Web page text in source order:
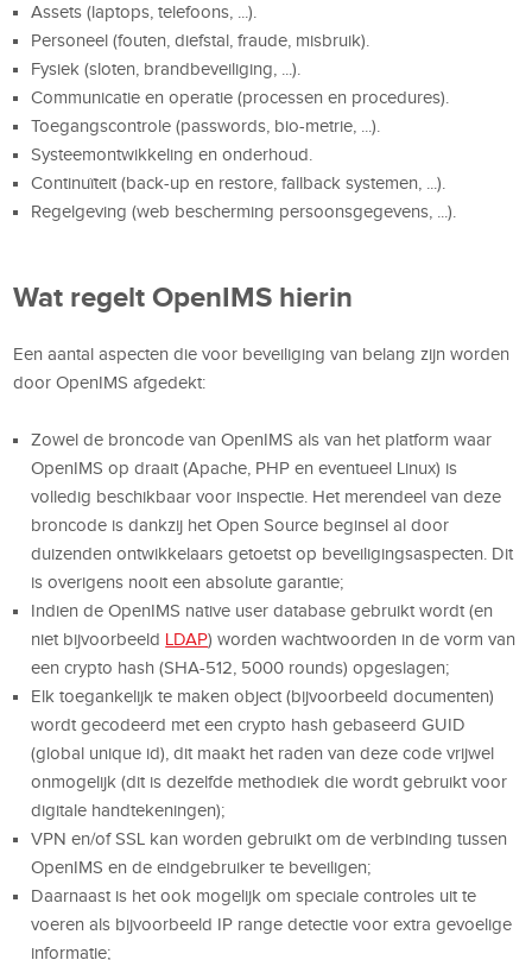
Assets (laptops, telefoons, ...).
Personeel (fouten, diefstal, fraude, misbruik).
Fysiek (sloten, brandbeveiliging, ...).
Communicatie en operatie (processen en procedures).
Toegangscontrole (passwords, bio-metrie, ...).
Systeemontwikkeling en onderhoud.
Continuïteit (back-up en restore, fallback systemen , ...).
Regelgeving (web bescherming persoonsgegevens, ...).
Wat regelt OpenIMS hierin
Een aantal aspecten die voor beveiliging van belang zijn worden
door OpenIMS afgedekt:
Zowel de broncode van OpenIMS als van het platform waar
OpenIMS op draait (Apache, PHP en eventueel Linux) is
volledig beschikbaar voor inspectie. Het merendeel van deze
broncode is dankzij het Open Source beginsel al door
duizenden ontwikkelaars getoetst op beveiligingsaspecten. Dit
is overigens nooit een absolute garantie;
Indien de OpenIMS native user database gebruikt wordt (en
niet bijvoorbeeld LDAP) worden wachtwoorden in de vorm van
een crypto hash (SHA-512, 5000 rounds) opgeslagen;
Elk toegankelijk te maken object (bijvoorbeeld documenten)
wordt gecodeerd met een crypto hash gebaseerd GUID
(global unique id), dit maakt het raden van deze code vrijwel
onmogelijk (dit is dezelfde methodiek die wordt gebruikt voor
digitale handtekeningen);
VPN en/of SSL kan worden gebruikt om de verbinding tussen
OpenIMS en de eindgebruiker te beveiligen;
Daarnaast is het ook mogelijk om speciale controles uit te
voeren als bijvoorbeeld IP range detectie voor extra gevoelige
informatie;